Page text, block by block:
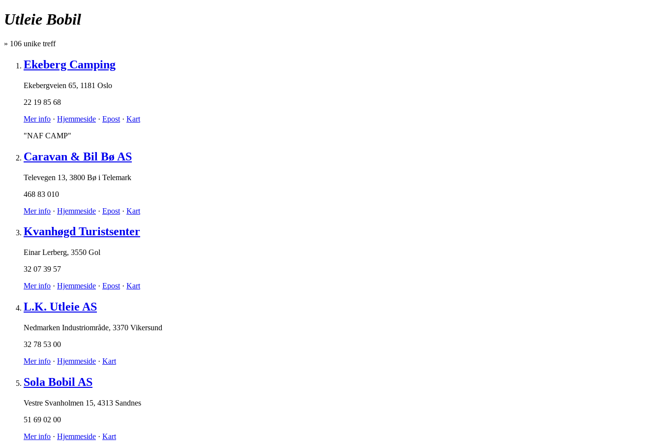
Utleie Bobil
» 106 unike treff
Ekeberg Camping
Ekebergveien 65, 1181 Oslo
22 19 85 68
Mer info · Hjemmeside · Epost · Kart
"NAF CAMP"
Caravan & Bil Bø AS
Televegen 13, 3800 Bø i Telemark
468 83 010
Mer info · Hjemmeside · Epost · Kart
Kvanhøgd Turistsenter
Einar Lerberg, 3550 Gol
32 07 39 57
Mer info · Hjemmeside · Epost · Kart
L.K. Utleie AS
Nedmarken Industriområde, 3370 Vikersund
32 78 53 00
Mer info · Hjemmeside · Kart
Sola Bobil AS
Vestre Svanholmen 15, 4313 Sandnes
51 69 02 00
Mer info · Hjemmeside · Kart